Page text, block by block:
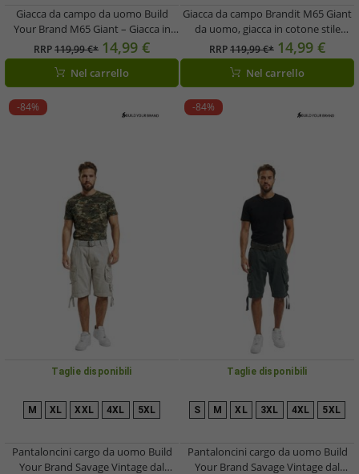
Giacca da campo da uomo Build
Your Brand M65 Giant – Giacca in
cotone con giacca interna e
cappuccio rimovibili (B3101 Blu
Navy)
RRP119,99 €* 14,99 €
Nel carrello
Giacca da campo Brandit M65 Giant
da uomo, giacca in cotone stile
transizionale con cappuccio, B3101
nera
RRP119,99 €* 14,99 €
Nel carrello
-84%
Taglie disponibili
M XL XXL 4XL 5XL
Pantaloncini cargo da uomo Build
Your Brand Savage Vintage dal
-84%
Taglie disponibili
S M XL 3XL 4XL 5XL
Pantaloncini cargo da uomo Build
Your Brand Savage Vintage dal